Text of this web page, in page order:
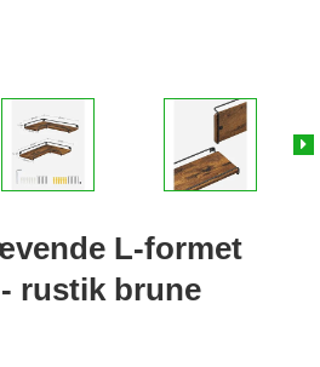
L-formet
rustik brune